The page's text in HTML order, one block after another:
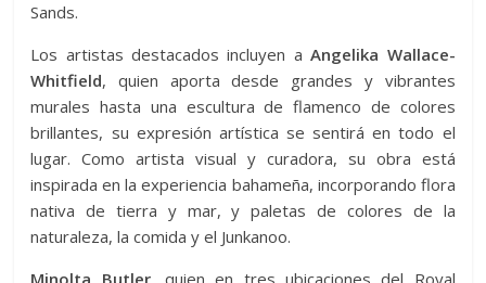
Sands.
Los artistas destacados incluyen aAngelika Wallace-
Whitfield, quien aporta desde grandes y vibrantes
murales hasta una escultura de flamenco de colores
brillantes, su expresión artística se sentirá en todo el
lugar. Como artista visual y curadora, su obra está
inspirada en la experiencia bahameña, incorporando flora
nativa de tierra y mar, y paletas de colores de la
naturaleza, la comida y el Junkanoo.
Minolta Butler,
quien en tres ubicaciones del Royal